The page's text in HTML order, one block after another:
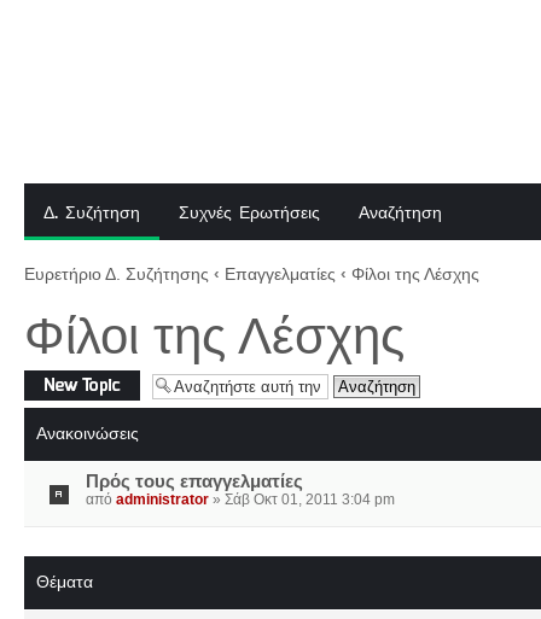
Δ. Συζήτηση Συχνές Ερωτήσεις Αναζήτηση
Ευρετήριο Δ. Συζήτησης ‹ Επαγγελματίες ‹ Φίλοι της Λέσχης
Φίλοι της Λέσχης
Δημιουργία νέου
θέματος
Ανακοινώσεις
Πρός τους επαγγελματίες
από administrator » Σάβ Οκτ 01, 2011 3:04 pm
Θέματα